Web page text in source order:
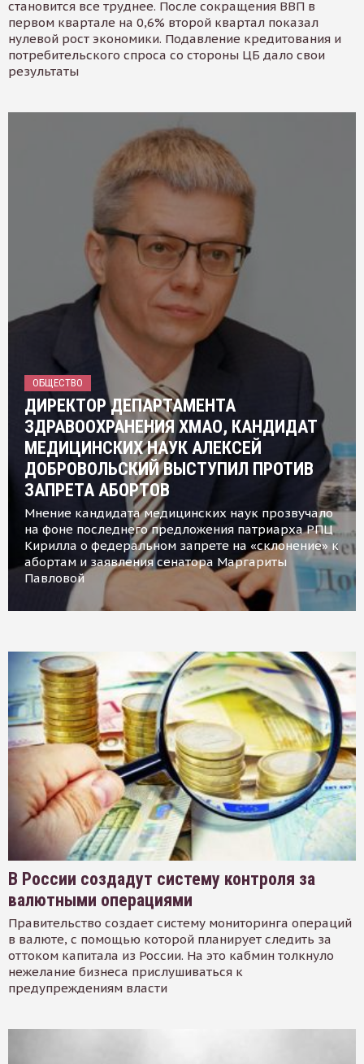
становится все труднее. После сокращения ВВП в
первом квартале на 0,6% второй квартал показал
нулевой рост экономики. Подавление кредитования и
потребительского спроса со стороны ЦБ дало свои
результаты
ОБЩЕСТВО
ДИРЕКТОР ДЕПАРТАМЕНТА
ЗДРАВООХРАНЕНИЯ ХМАО, КАНДИДАТ
МЕДИЦИНСКИХ НАУК АЛЕКСЕЙ
ДОБРОВОЛЬСКИЙ ВЫСТУПИЛ ПРОТИВ
ЗАПРЕТА АБОРТОВ
Мнение кандидата медицинских наук прозвучало
на фоне последнего предложения патриарха РПЦ
Кирилла о федеральном запрете на «склонение» к
абортам и заявления сенатора Маргариты
Павловой
В России создадут систему контроля за
валютными операциями
Правительство создает систему мониторинга операций
в валюте, с помощью которой планирует следить за
оттоком капитала из России. На это кабмин толкнуло
нежелание бизнеса прислушиваться к
предупреждениям власти